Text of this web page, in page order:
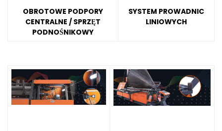
OBROTOWE PODPORY
CENTRALNE / SPRZĘT
PODNOŚNIKOWY
SYSTEM PROWADNIC
LINIOWYCH